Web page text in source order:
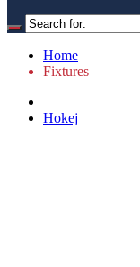
Home
Fixtures
Hokej